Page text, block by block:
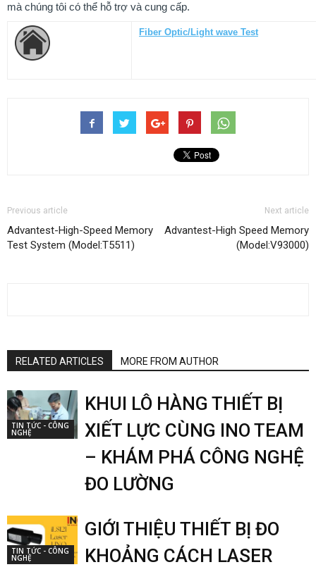
mà chúng tôi có thể hỗ trợ và cung cấp.
Fiber Optic/Light wave Test
Previous article
Advantest-High-Speed Memory
Test System (Model:T5511)
Next article
Advantest-High Speed Memory
(Model:V93000)
RELATED ARTICLES MORE FROM AUTHOR
TIN TỨC - CÔNG
NGHỆ
KHUI LÔ HÀNG THIẾT BỊ
XIẾT LỰC CÙNG INO TEAM
– KHÁM PHÁ CÔNG NGHỆ
ĐO LƯỜNG
TIN TỨC - CÔNG
NGHỆ
GIỚI THIỆU THIẾT BỊ ĐO
KHOẢNG CÁCH LASER